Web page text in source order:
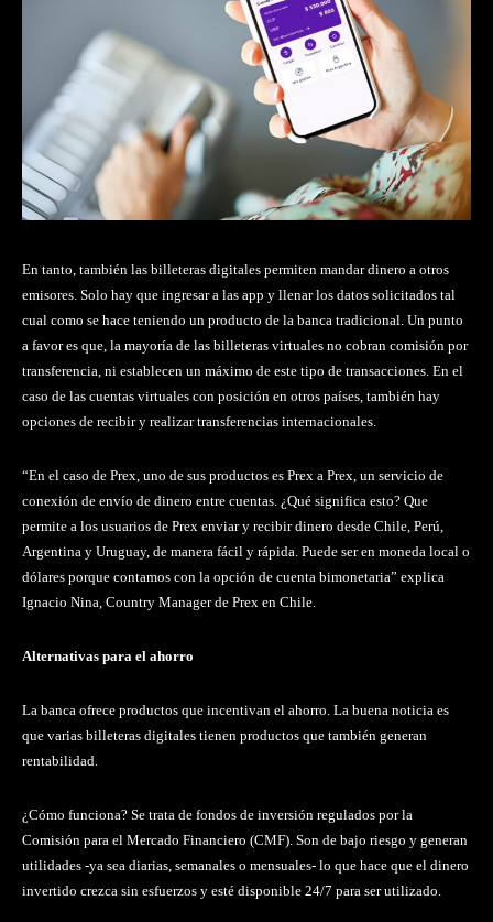
En tanto, también las billeteras digitales permiten mandar dinero a otros
emisores. Solo hay que ingresar a las app y llenar los datos solicitados tal
cual como se hace teniendo un producto de la banca tradicional. Un punto
a favor es que, la mayoría de las billeteras virtuales no cobran comisión por
transferencia, ni establecen un máximo de este tipo de transacciones. En el
caso de las cuentas virtuales con posición en otros países, también hay
opciones de recibir y realizar transferencias internacionales.
“En el caso de Prex, uno de sus productos es Prex a Prex, un servicio de
conexión de envío de dinero entre cuentas. ¿Qué significa esto? Que
permite a los usuarios de Prex enviar y recibir dinero desde Chile, Perú,
Argentina y Uruguay, de manera fácil y rápida. Puede ser en moneda local o
dólares porque contamos con la opción de cuenta bimonetaria” explica
Ignacio Nina, Country Manager de Prex en Chile.
Alternativas para el ahorro
La banca ofrece productos que incentivan el ahorro. La buena noticia es
que varias billeteras digitales tienen productos que también generan
rentabilidad.
¿Cómo funciona? Se trata de fondos de inversión regulados por la
Comisión para el Mercado Financiero (CMF). Son de bajo riesgo y generan
utilidades -ya sea diarias, semanales o mensuales- lo que hace que el dinero
invertido crezca sin esfuerzos y esté disponible 24/7 para ser utilizado.